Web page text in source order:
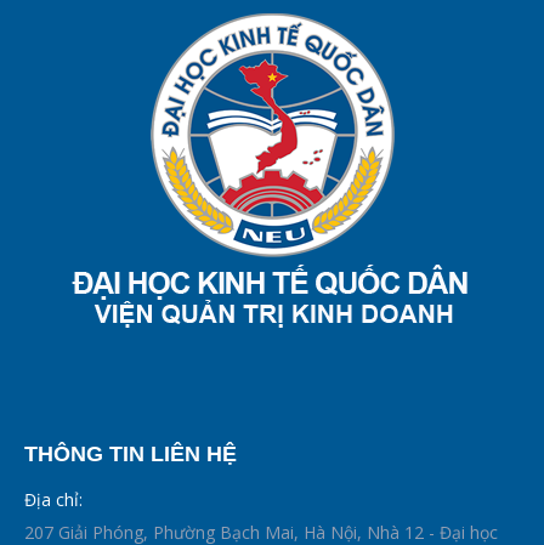
THÔNG TIN LIÊN HỆ
Địa chỉ:
207 Giải Phóng, Phường Bạch Mai, Hà Nội, Nhà 12 - Đại học